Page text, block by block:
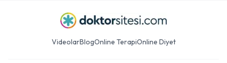
VideolarBlogOnline TerapiOnline Diyet